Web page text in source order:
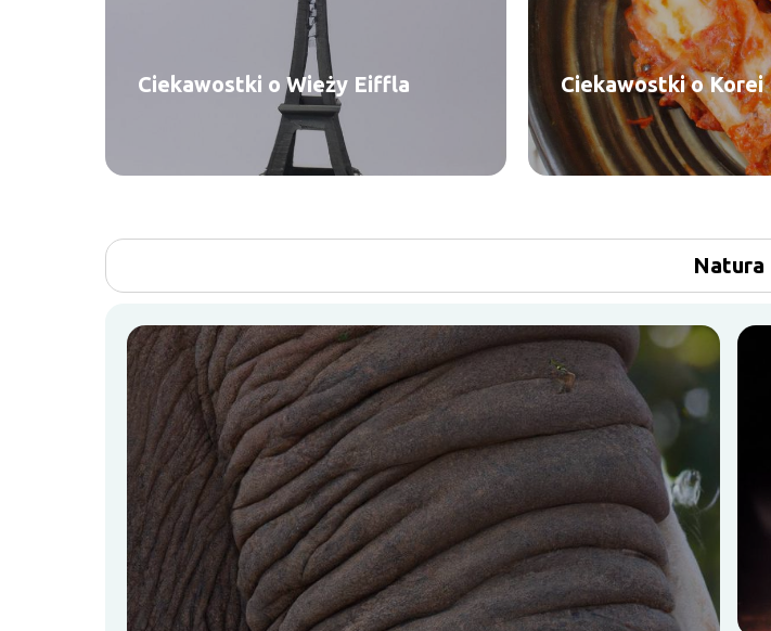
Ciekawostki o Wieży Eiffla Ciekawostki o Korei
Natura